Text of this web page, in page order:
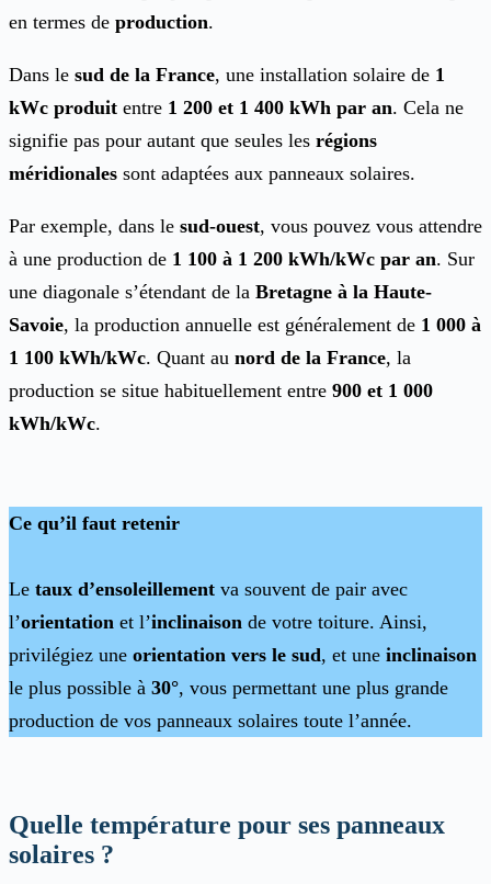
en termes de production.
Dans le sud de la France, une installation solaire de 1
kWc produit entre 1 200 et 1 400 kWh par an. Cela ne
signifie pas pour autant que seules les régions
méridionales sont adaptées aux panneaux solaires.
Par exemple, dans le sud-ouest, vous pouvez vous attendre
à une production de 1 100 à 1 200 kWh/kWc par an. Sur
une diagonale s’étendant de la Bretagne à la Haute-
Savoie, la production annuelle est généralement de 1 000 à
1 100 kWh/kWc. Quant au nord de la France, la
production se situe habituellement entre 900 et 1 000
kWh/kWc.
Ce qu’il faut retenir
Le taux d’ensoleillement va souvent de pair avec
l’orientation et l’inclinaison de votre toiture. Ainsi,
privilégiez une orientation vers le sud, et une inclinaison
le plus possible à 30°, vous permettant une plus grande
production de vos panneaux solaires toute l’année.
Quelle température pour ses panneaux
solaires ?